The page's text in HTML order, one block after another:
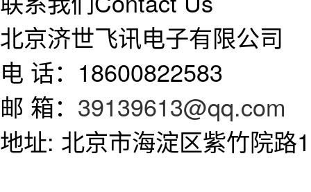
北京济世飞讯电子有限公司
电 话：18600822583
邮 箱： 39139613@qq.com
地址: 北京市海淀区紫竹院路